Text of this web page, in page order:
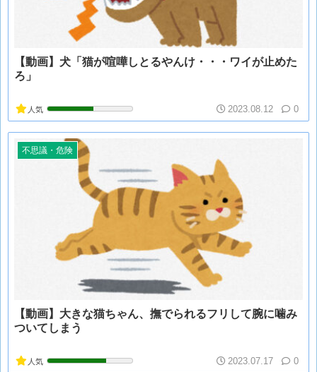
【動画】犬「猫が喧嘩しとるやんけ・・・ワイが止めた
ろ」
人気 2023.08.12 0
不思議・危険
【動画】大きな猫ちゃん、撫でられるフリして腕に噛み
ついてしまう
人気 2023.07.17 0